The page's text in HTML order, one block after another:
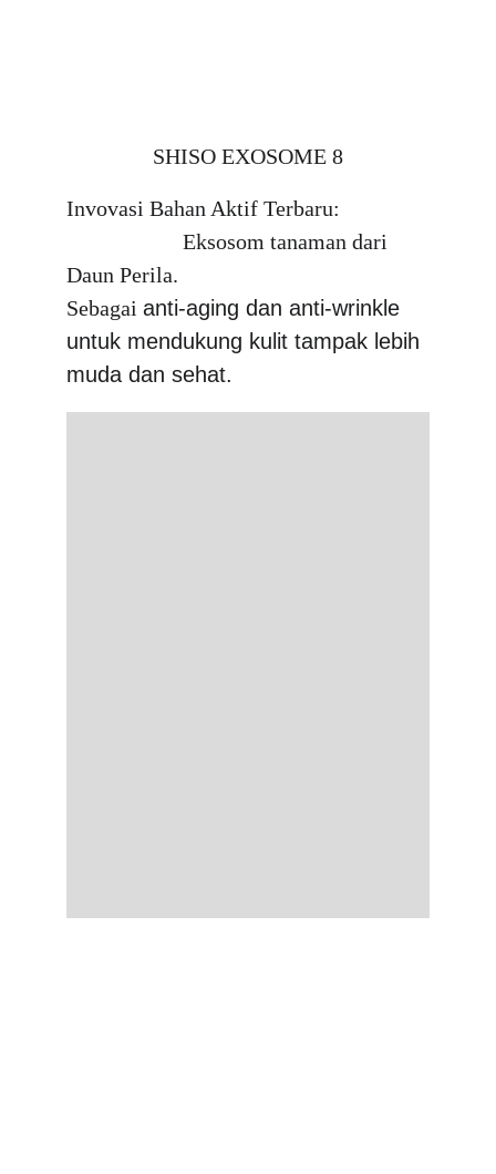
SHISO EXOSOME 8
Invovasi Bahan Aktif Terbaru:
                     Eksosom tanaman dari
Daun Perila.
Sebagai anti-aging dan anti-wrinkle
untuk mendukung kulit tampak lebih
muda dan sehat.